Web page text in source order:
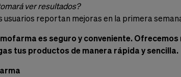
ver resultados?
usuarios reportan mejoras en la primera
es seguro y conveniente.
tus productos de manera rápida y sencilla.